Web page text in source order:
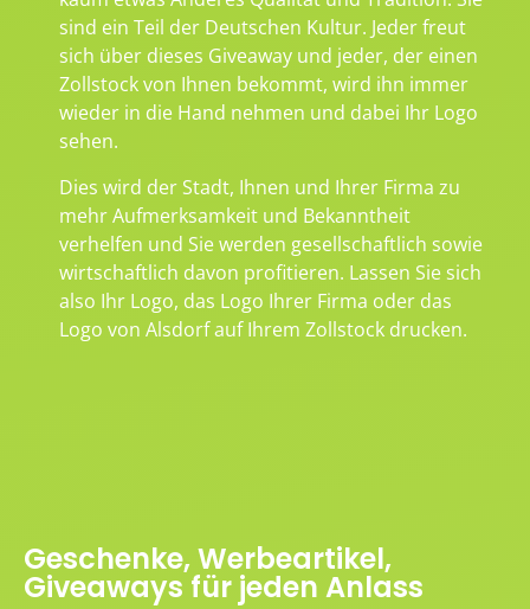
sind ein Teil der Deutschen Kultur. Jeder freut
sich über dieses Giveaway und jeder, der einen
Zollstock von Ihnen bekommt, wird ihn immer
wieder in die Hand nehmen und dabei Ihr Logo
sehen.
Dies wird der Stadt, Ihnen und Ihrer Firma zu
mehr Aufmerksamkeit und Bekanntheit
verhelfen und Sie werden gesellschaftlich sowie
wirtschaftlich davon profitieren. Lassen Sie sich
also Ihr Logo, das Logo Ihrer Firma oder das
Logo von Alsdorf auf Ihrem Zollstock drucken.
Geschenke, Werbeartikel,
Giveaways für jeden Anlass